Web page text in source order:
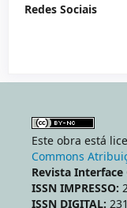
Redes Sociais
Este obra está
Commons
Revista Interface
ISSN IMPRESSO:
ISSN DIGITAL: